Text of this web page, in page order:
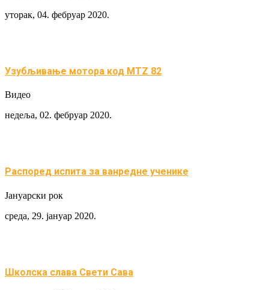
уторак, 04. фебруар 2020.
Узубљивање мотора код MTZ 82
Видео
недеља, 02. фебруар 2020.
Распоред испита за ванредне ученике
Јануарски рок
среда, 29. јануар 2020.
Школска слава Свети Сава